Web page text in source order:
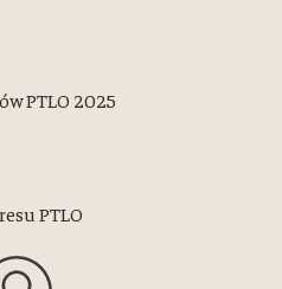
PTLO 2025
PTLO